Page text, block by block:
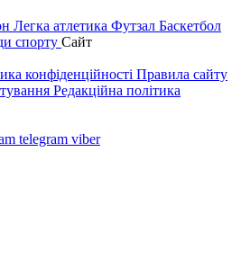
Легка атлетика Футзал Баскетбол
спорту Сайт
конфіденційності Правила сайту
Редакційна політика
telegram viber